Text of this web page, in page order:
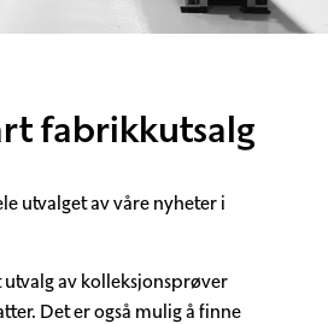
fabrikkutsalg
utvalget av våre nyheter i
utvalg av kolleksjonsprøver
Det er også mulig å finne